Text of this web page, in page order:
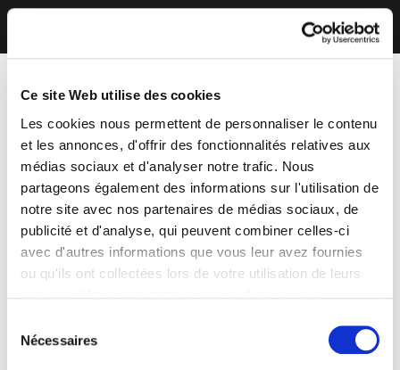
Ce site Web utilise des cookies
Les cookies nous permettent de personnaliser le contenu
et les annonces, d'offrir des fonctionnalités relatives aux
médias sociaux et d'analyser notre trafic. Nous
partageons également des informations sur l'utilisation de
notre site avec nos partenaires de médias sociaux, de
publicité et d'analyse, qui peuvent combiner celles-ci
avec d'autres informations que vous leur avez fournies
ou qu'ils ont collectées lors de votre utilisation de leurs
Nécessaires